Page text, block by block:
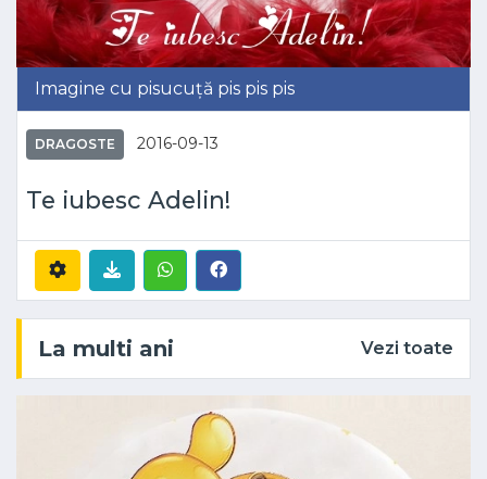
Imagine cu pisucuță pis pis pis
DRAGOSTE 2016-09-13
Te iubesc Adelin!
La multi ani Vezi toate